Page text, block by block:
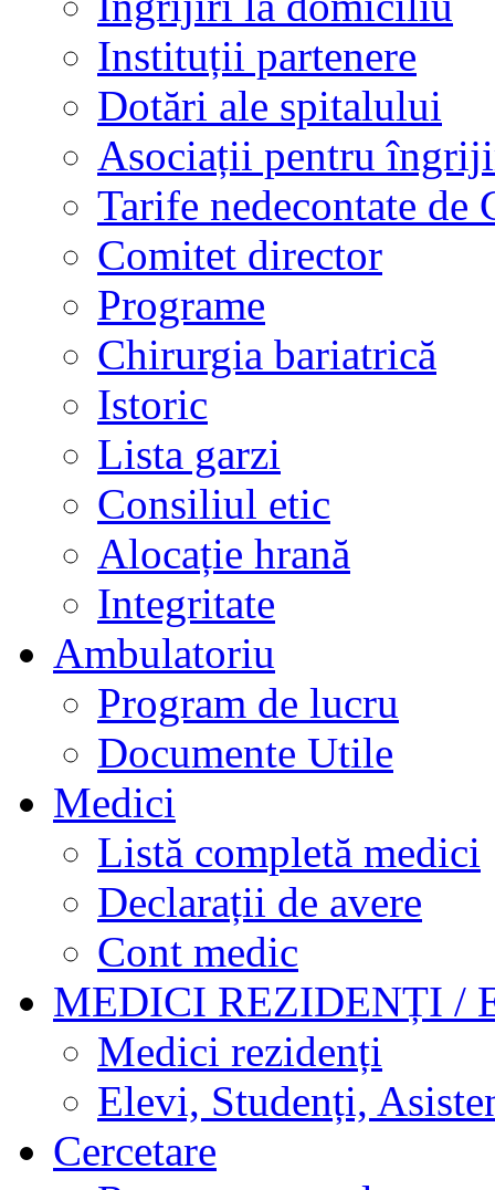
Instituții partenere
Dotări ale spitalului
Asociații pentru
Tarife nedecontate de
Comitet director
Programe
Chirurgia bariatrică
Istoric
Lista garzi
Consiliul etic
Alocație hrană
Integritate
Ambulatoriu
Program de lucru
Documente Utile
Medici
Listă completă medici
Declarații de avere
Cont medic
MEDICI REZIDENȚI /
Medici rezidenți
Elevi, Studenți,
Cercetare